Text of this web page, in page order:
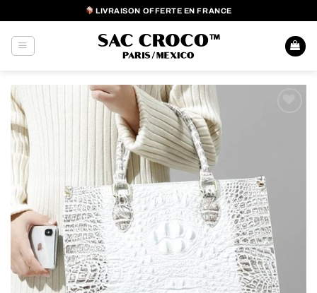
au
contenu
LIVRAISON OFFERTE EN FRANCE